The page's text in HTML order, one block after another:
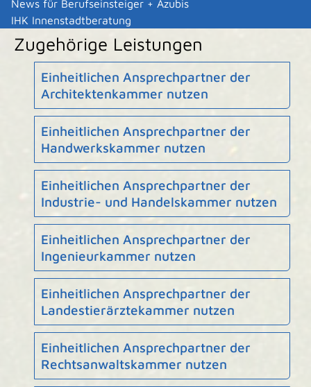
News für Berufseinsteiger + Azubis
IHK Innenstadtberatung
des Bundeswirtschaftsministeriums
Zugehörige Leistungen
Einheitlichen Ansprechpartner der
Architektenkammer nutzen
Einheitlichen Ansprechpartner der
Handwerkskammer nutzen
Einheitlichen Ansprechpartner der
Industrie- und Handelskammer nutzen
Einheitlichen Ansprechpartner der
Ingenieurkammer nutzen
Einheitlichen Ansprechpartner der
Landestierärztekammer nutzen
Einheitlichen Ansprechpartner der
Rechtsanwaltskammer nutzen